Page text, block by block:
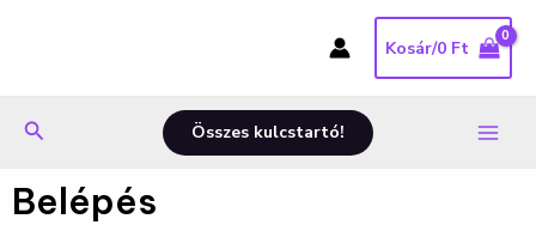
Kosár/0 Ft
Search Összes kulcstartó!
Main
Menu
BelépésKötelező